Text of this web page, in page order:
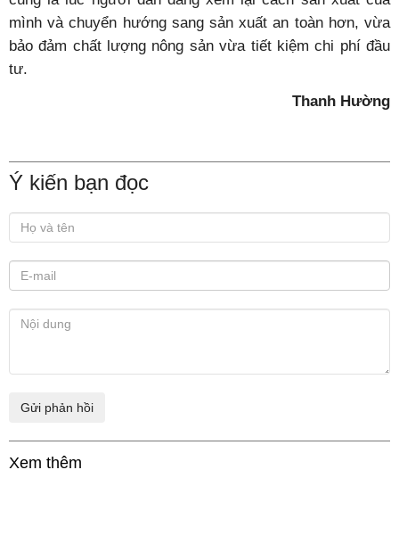
mình và chuyển hướng sang sản xuất an toàn hơn, vừa
bảo đảm chất lượng nông sản vừa tiết kiệm chi phí đầu
tư.
Thanh Hường
Ý kiến bạn đọc
Xem thêm